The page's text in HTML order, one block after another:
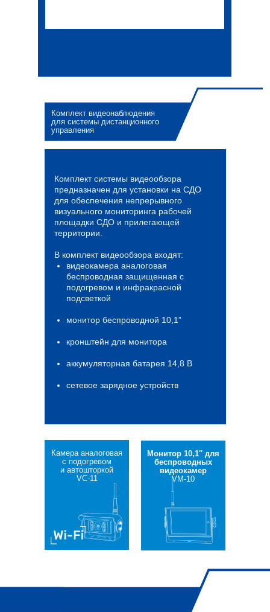
Комплект видеонаблюдения
для системы дистанционного
управления
Комплект системы видеообзора
предназначен для установки на СДО
для обеспечения непрерывного
визуального мониторинга рабочей
площадки СДО и прилегающей
территории.
В комплект видеообзора входят:
видеокамера аналоговая
беспроводная защищенная с
подогревом и инфракрасной
подсветкой
монитор беспроводной 10,1”
кронштейн для монитора
аккумуляторная батарея 14,8 В
сетевое зарядное устройств
Камера аналоговая
с подогревом
и автошторкой
VC-11
Монитор 10,1'' для
беспроводных
видеокамер
VM-10